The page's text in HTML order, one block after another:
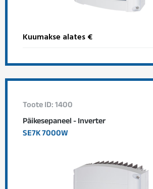
Kuumakse alates €
Toote ID: 1400
Päikesepaneel - Inverter
SE7K 7000W